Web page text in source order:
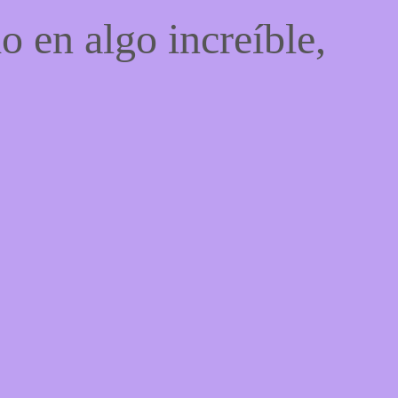
en algo increíble,